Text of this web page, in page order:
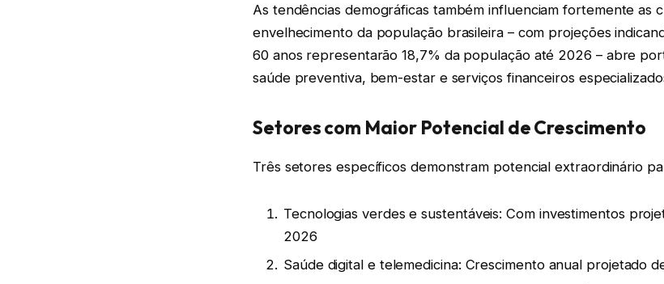
As tendências demográficas também influenciam fortemente as
envelhecimento da população brasileira – com projeções
60 anos representarão 18,7% da população até 2026 – abre
saúde preventiva, bem-estar e serviços financeiros
Setores com Maior Potencial de Crescimento
Três setores específicos demonstram potencial extraordinário
Tecnologias verdes e sustentáveis: Com investimentos
2026
Saúde digital e telemedicina: Crescimento anual projetado